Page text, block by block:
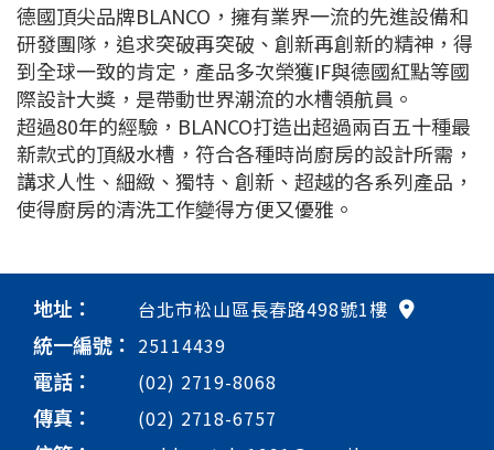
德國頂尖品牌BLANCO，擁有業界一流的先進設備和
研發團隊，追求突破再突破、創新再創新的精神，得
到全球一致的肯定，產品多次榮獲IF與德國紅點等國
際設計大獎，是帶動世界潮流的水槽領航員。
超過80年的經驗，BLANCO打造出超過兩百五十種最
新款式的頂級水槽，符合各種時尚廚房的設計所需，
講求人性、細緻、獨特、創新、超越的各系列產品，
使得廚房的清洗工作變得方便又優雅。
地址： 台北市松山區長春路498號1樓
統一編號： 25114439
電話： (02) 2719-8068
傳真： (02) 2718-6757